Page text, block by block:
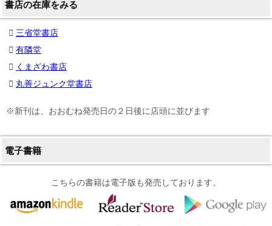
書店の在庫をみる
三省堂書店
有隣堂
くまざわ書店
丸善ジュンク堂書店
※新刊は、おおむね発売日の２日後に店頭に並びます
電子書籍
こちらの書籍は電子版も発売しております。